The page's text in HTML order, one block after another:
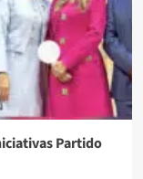
Partido